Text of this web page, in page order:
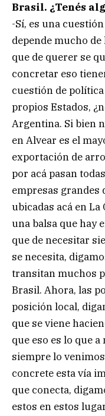
Brasil. ¿Tenés
-Sí, es una
depende mucho
que de querer se
concretar eso
cuestión de
propios Estados,
Argentina. Si bien
en Alvear es el
exportación de
por acá pasan
empresas grandes
ubicadas acá en
una balsa que hay
que de necesitar
se necesita,
transitan muchos
Brasil. Ahora, las
posición local,
que se viene
que eso es lo que
siempre lo
concrete esta vía
que conecta,
estos en estos